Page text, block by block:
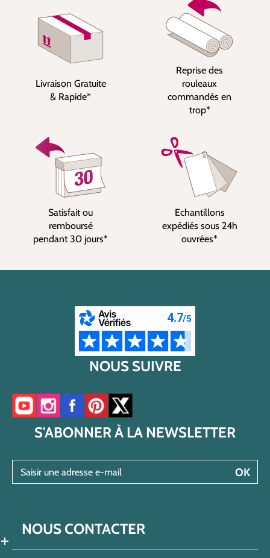
Livraison Gratuite
& Rapide*
Reprise des
rouleaux
commandés en
trop*
Satisfait ou
remboursé
pendant 30 jours*
Echantillons
expédiés sous 24h
ouvrées*
NOUS SUIVRE
Accéder à notre chaîne YouTube
Accéder à notre compte Instagram
Accéder à notre page Facebook
Accéder à notre compte Pinterest
Accéder à notre compte Twitter/X
S'ABONNER À LA NEWSLETTER
OK
NOUS CONTACTER